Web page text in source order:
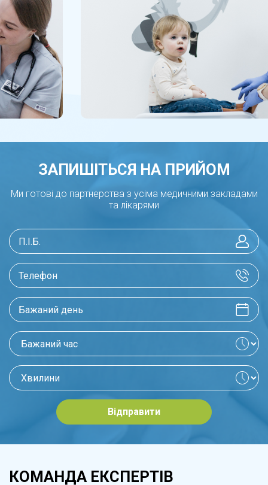
ЗАПИШІТЬСЯ НА ПРИЙОМ
Ми готові до партнерства з усіма медичними закладами
та лікарями
Відправити
КОМАНДА ЕКСПЕРТІВ